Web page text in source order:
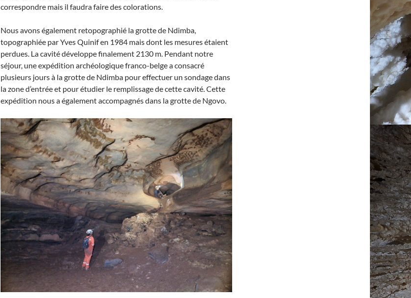
correspondre mais il faudra faire des colorations.
Nous avons également retopographié la grotte de Ndimba,
topographiée par Yves Quinif en 1984 mais dont les mesures étaient
perdues. La cavité développe finalement 2130 m. Pendant notre
séjour, une expédition archéologique franco-belge a consacré
plusieurs jours à la grotte de Ndimba pour effectuer un sondage dans
la zone d’entrée et pour étudier le remplissage de cette cavité. Cette
expédition nous a également accompagnés dans la grotte de Ngovo.